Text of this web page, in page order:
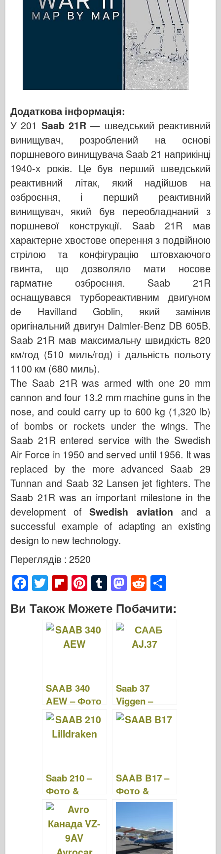
Додаткова інформація:
У 201 Saab 21R — шведський реактивний
винищувач, розроблений на основі
поршневого винищувача Saab 21 наприкінці
1940-х років. Це був перший шведський
реактивний літак, який надійшов на
озброєння, і перший реактивний
винищувач, який був переобладнаний з
поршневої конструкції. Saab 21R мав
характерне хвостове оперення з подвійною
стрілою та конфігурацію штовхаючого
гвинта, що дозволяло мати носове
гарматне озброєння. Saab 21R
оснащувався турбореактивним двигуном
de Havilland Goblin, який замінив
оригінальний двигун Daimler-Benz DB 605B.
Saab 21R мав максимальну швидкість 820
км/год (510 миль/год) і дальність польоту
1100 км (680 миль).
The Saab 21R was armed with one 20 mm
cannon and four 13.2 mm machine guns in the
nose, and could carry up to 600 kg (1,320 lb)
of bombs or rockets under the wings. The
Saab 21R entered service with the Swedish
Air Force in 1950 and served until 1956. It was
replaced by the more advanced Saab 29
Tunnan and Saab 32 Lansen jet fighters. The
Saab 21R was an important milestone in the
development of Swedish aviation
and a
successful example of adapting an existing
design to new technology.
Переглядів : 2520
F
a
c
T
wi
tt
er
Fl
ip
b
o
ar
Pi
nt
er
e
T
u
m
bl
M
a
st
o
d
R
e
d
di
t
ar
Ви Також Можете Побачити:
SAAB 340
AEW – Фото
та Відео
Saab 37
Viggen –
фото та
відео
Saab 210 –
Фото &
Відео
SAAB B17 –
Фото &
Відео